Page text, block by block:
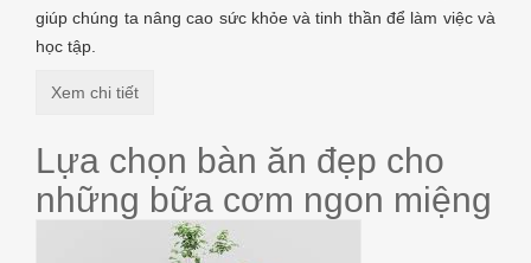
giúp chúng ta nâng cao sức khỏe và tinh thần để làm việc và
học tập.
Xem chi tiết
Lựa chọn bàn ăn đẹp cho
những bữa cơm ngon miệng